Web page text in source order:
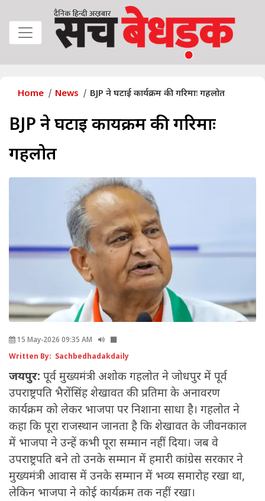
Home News BJP ने घटाई कार्यक्रम की गरिमाः गहलोत
BJP ने घटाई कार्यक्रम की गरिमाः
गहलोत
15 May-2026 09:35 AM
Written By: Sachbedhadakdaily
जयपुर: पूर्व मुख्यमंत्री अशोक गहलोत ने जोधपुर में पूर्व
उपराष्ट्रपति भैरोंसिंह शेखावत की प्रतिमा के अनावरण
कार्यक्रम को लेकर भाजपा पर निशाना साधा है। गहलोत ने
कहा कि पूरा राजस्थान जानता है कि शेखावत के जीवनकाल
में भाजपा ने उन्हें कभी पूरा सम्मान नहीं दिया। जब वे
उपराष्ट्रपति बने तो उनके सम्मान में हमारी कांग्रेस सरकार ने
मुख्यमंत्री आवास में उनके सम्मान में भव्य समारोह रखा था,
लेकिन भाजपा ने कोई कार्यक्रम तक नहीं रखा।